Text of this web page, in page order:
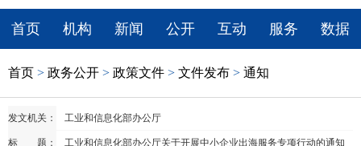
首页 机构 新闻 公开 互动 服务 数据
首页 > 政务公开 > 政策文件 > 文件发布 > 通知
发文机关： 工业和信息化部办公厅
标 题： 工业和信息化部办公厅关于开展中小企业出海服务专项行动的通知